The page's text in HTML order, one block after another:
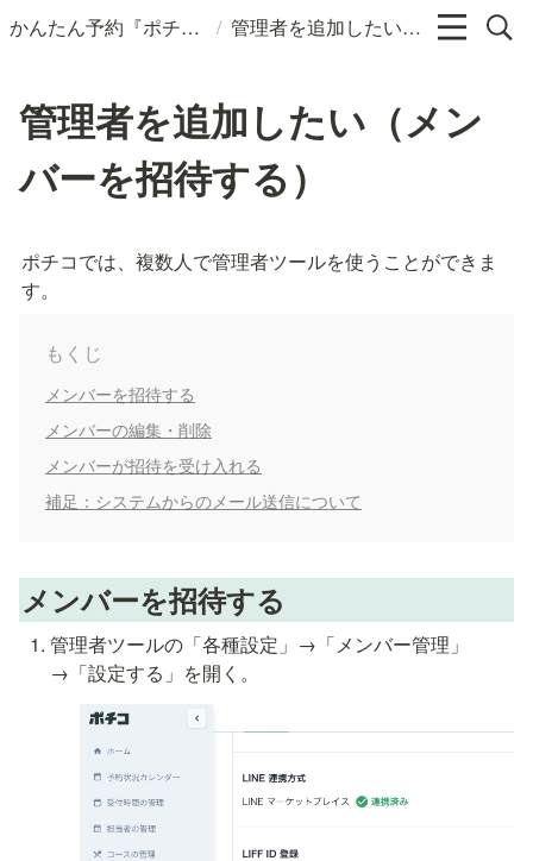
かんたん予約『ポチコ』ヘルプページ / 管理者を追加したい（メンバーを招待する）
管理者を追加したい（メン
バーを招待する）
ポチコでは、複数人で管理者ツールを使うことができま
す。
もくじ
メンバーを招待する
メンバーの編集・削除
メンバーが招待を受け入れる
補足：システムからのメール送信について
メンバーを招待する
管理者ツールの「各種設定」→「メンバー管理」
→「設定する」を開く。